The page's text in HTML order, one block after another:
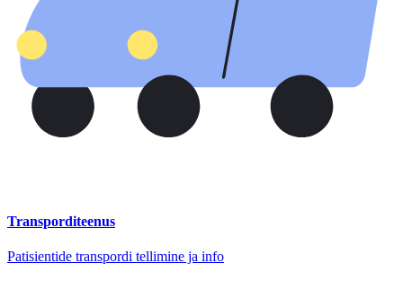
Transporditeenus
Patisientide transpordi tellimine ja info